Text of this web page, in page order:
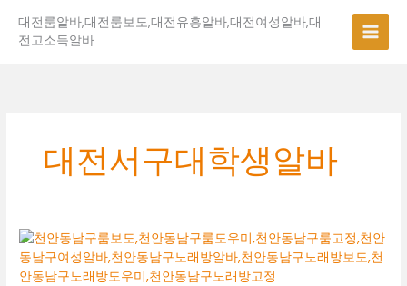
대전룸알바,대전룸보도,대전유흥알바,대전여성알바,대
전고소득알바
대전서구대학생알바
대
전
서